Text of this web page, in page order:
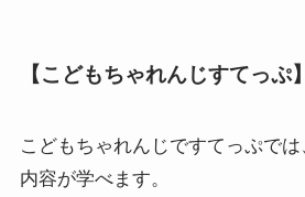
【こどもちゃれんじすてっぷ
こどもちゃれんじですてっぷで
内容が学べます。